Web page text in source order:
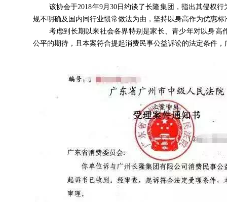
该协会于2018年9月30日约谈了长隆集团，指出其侵权
规不明确及国内同行业惯常做法为由，坚持以身高作为优惠标
考虑到长期以来社会各界特别是家长、青少年对以身
公平的期待，且本案符合提起消费民事公益诉讼的法定条件